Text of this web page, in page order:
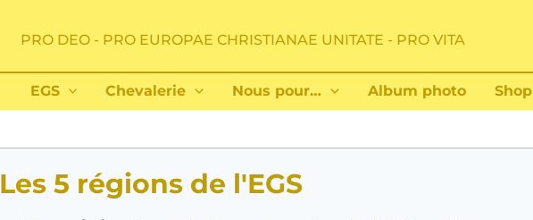
PRO DEO - PRO EUROPAE CHRISTIANAE UNITATE - PRO VITA
EGS Chevalerie Nous pour… Album photo Shop
Les 5 régions de l'EGS